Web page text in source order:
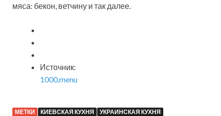
мяса: бекон, ветчину и так далее.
Источник:
1000.menu
МЕТКИ КИЕВСКАЯ КУХНЯ УКРАИНСКАЯ КУХНЯ